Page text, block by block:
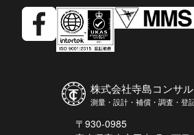
株式会社寺島コンサ
測量・設計・補償・調査・登
〒930-0985